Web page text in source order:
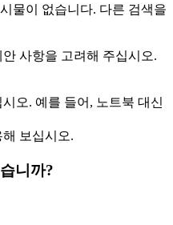
물이 없습니다. 다른 검색을
사항을 고려해 주십시오.
오. 예를 들어, 노트북 대신
보십시오.
니까?